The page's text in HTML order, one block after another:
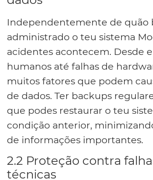
Independentemente de quão
administrado o teu sistema
acidentes acontecem. Desde
humanos até falhas de
muitos fatores que podem
de dados. Ter backups
que podes restaurar o teu
condição anterior,
de informações importantes.
2.2 Proteção contra
técnicas